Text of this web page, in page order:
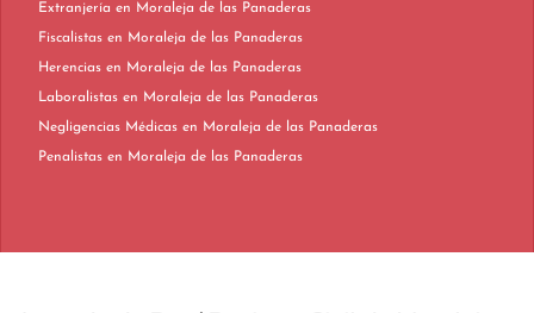
Extranjería en Moraleja de las Panaderas
Fiscalistas en Moraleja de las Panaderas
Herencias en Moraleja de las Panaderas
Laboralistas en Moraleja de las Panaderas
Negligencias Médicas en Moraleja de las Panaderas
Penalistas en Moraleja de las Panaderas